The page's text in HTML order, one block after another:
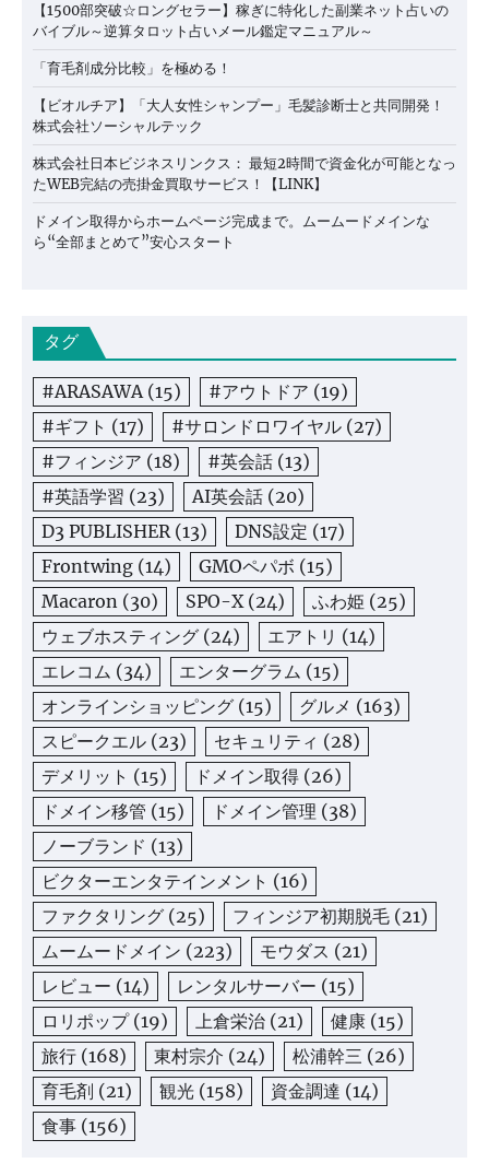
【1500部突破☆ロングセラー】稼ぎに特化した副業ネット占いの
バイブル～逆算タロット占いメール鑑定マニュアル～
「育毛剤成分比較」を極める！
【ビオルチア】「大人女性シャンプー」毛髪診断士と共同開発！
株式会社ソーシャルテック
株式会社日本ビジネスリンクス： 最短2時間で資金化が可能となっ
たWEB完結の売掛金買取サービス！【LINK】
ドメイン取得からホームページ完成まで。ムームードメインな
ら“全部まとめて”安心スタート
タグ
#ARASAWA(15) #アウトドア (19)
#ギフト (17) #サロンドロワイヤル (27)
#フィンジア (18) #英会話 (13)
#英語学習 (23) AI英会話 (20)
D3 PUBLISHER(13) DNS設定 (17)
Frontwing (14) GMOペパボ (15)
Macaron (30) SPO-X(24) ふわ姫 (25)
ウェブホスティング (24) エアトリ (14)
エレコム (34) エンターグラム (15)
オンラインショッピング (15) グルメ (163)
スピークエル (23) セキュリティ (28)
デメリット (15) ドメイン取得 (26)
ドメイン移管 (15) ドメイン管理 (38)
ノーブランド (13)
ビクターエンタテインメント (16)
ファクタリング (25) フィンジア初期脱毛 (21)
ムームードメイン (223) モウダス (21)
レビュー (14) レンタルサーバー (15)
ロリポップ(19) 上倉栄治 (21) 健康 (15)
旅行 (168) 東村宗介 (24) 松浦幹三 (26)
育毛剤 (21) 観光 (158) 資金調達 (14)
食事 (156)